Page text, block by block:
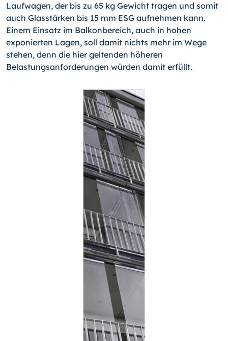
Laufwagen, der bis zu 65 kg Gewicht tragen und somit
auch Glasstärken bis 15 mm ESG aufnehmen kann.
Einem Einsatz im Balkonbereich, auch in hohen
exponierten Lagen, soll damit nichts mehr im Wege
stehen, denn die hier geltenden höheren
Belastungsanforderungen würden damit erfüllt.